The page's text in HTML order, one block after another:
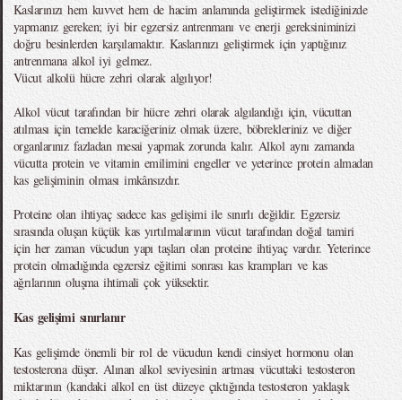
Kaslarınızı hem kuvvet hem de hacim anlamında geliştirmek istediğinizde
yapmanız gereken; iyi bir egzersiz antrenmanı ve enerji gereksiniminizi
doğru besinlerden karşılamaktır. Kaslarınızı geliştirmek için yaptığınız
antrenmana alkol iyi gelmez.
Vücut alkolü hücre zehri olarak algılıyor!
Alkol vücut tarafından bir hücre zehri olarak algılandığı için, vücuttan
atılması için temelde karaciğeriniz olmak üzere, böbrekleriniz ve diğer
organlarınız fazladan mesai yapmak zorunda kalır. Alkol aynı zamanda
vücutta protein ve vitamin emilimini engeller ve yeterince protein almadan
kas gelişiminin olması imkânsızdır.
Proteine olan ihtiyaç sadece kas gelişimi ile sınırlı değildir. Egzersiz
sırasında oluşan küçük kas yırtılmalarının vücut tarafından doğal tamiri
için her zaman vücudun yapı taşları olan proteine ihtiyaç vardır. Yeterince
protein olmadığında egzersiz eğitimi sonrası kas krampları ve kas
ağrılarının oluşma ihtimali çok yüksektir.
Kas gelişimi sınırlanır
Kas gelişimde önemli bir rol de vücudun kendi cinsiyet hormonu olan
testosterona düşer. Alınan alkol seviyesinin artması vücuttaki testosteron
miktarının (kandaki alkol en üst düzeye çıktığında testosteron yaklaşık